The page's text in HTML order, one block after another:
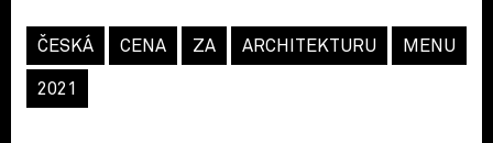
ČESKÁ CENA ZA ARCHITEKTURU
2021
MENU